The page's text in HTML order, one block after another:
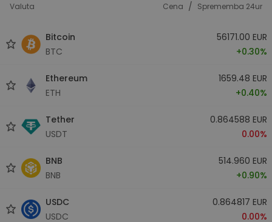
Valuta Cena / Sprememba 24ur
Bitcoin
BTC
56171.00 EUR
+0.30%
Ethereum
ETH
1659.48 EUR
+0.40%
Tether
USDT
0.864588 EUR
0.00%
BNB
BNB
514.960 EUR
+0.90%
USDC
USDC
0.864817 EUR
0.00%